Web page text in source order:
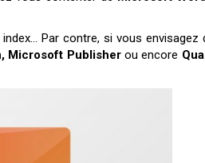
Par contre, si vous envisagez
Microsoft Publisherou encore